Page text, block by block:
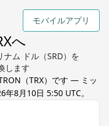
モバイルアプリ
へ
ム ドル（SRD）を
します
（TRX）です — ミッ
年8月10日 5:50 UTC。